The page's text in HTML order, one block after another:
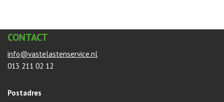
CONTACT
info@vastelastenservice.nl
013 211 02 12
Postadres